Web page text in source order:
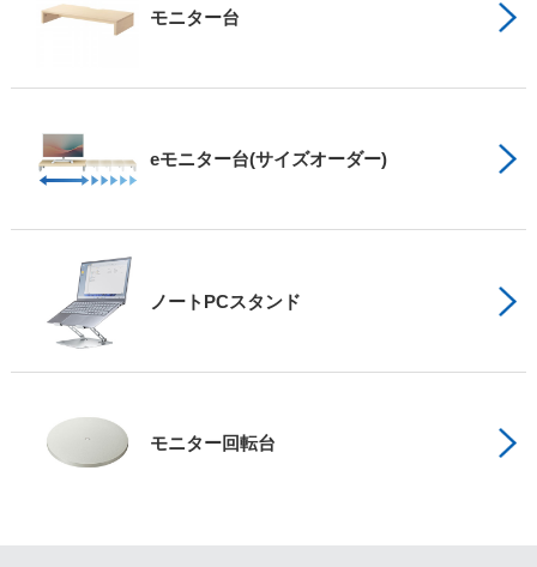
モニター台
eモニター台(サイズオーダー)
ノートPCスタンド
モニター回転台